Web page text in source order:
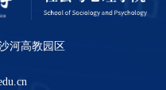
河高教园区